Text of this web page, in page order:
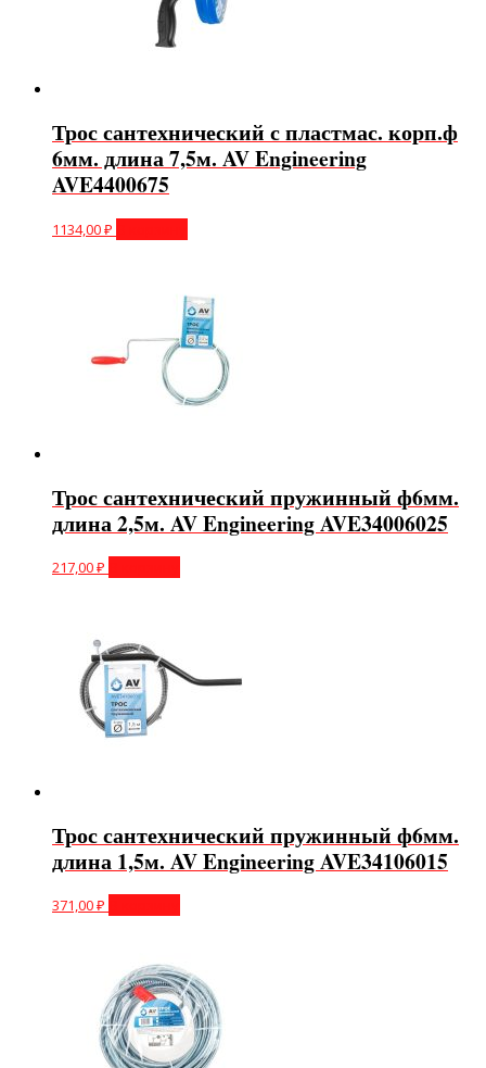
Трос сантехнический с пластмас. корп.ф
6мм. длина 7,5м. AV Engineering
AVE4400675
1134,00₽
Трос сантехнический пружинный ф6мм.
длина 2,5м. AV Engineering AVE34006025
217,00₽
Трос сантехнический пружинный ф6мм.
длина 1,5м. AV Engineering AVE34106015
371,00₽